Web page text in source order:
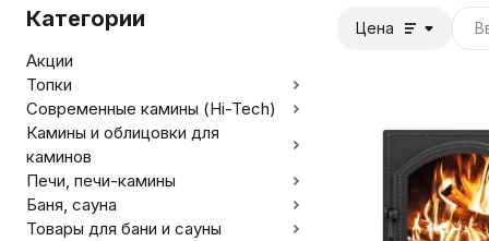
Цена
Категории
Акции
Топки
Современные камины (Hi-Tech)
Камины и облицовки для
каминов
Печи, печи-камины
Баня, сауна
Товары для бани и сауны